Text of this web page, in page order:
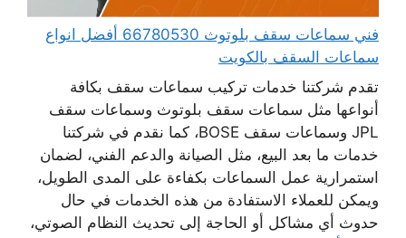
فني سماعات سقف بلوتوث 66780530 أفضل انواع
سماعات السقف بالكويت
تقدم شركتنا خدمات تركيب سماعات سقف بكافة
أنواعها مثل سماعات سقف بلوتوث وسماعات سقف
JPL وسماعات سقف BOSE، كما نقدم في شركتنا
خدمات ما بعد البيع، مثل الصيانة والدعم الفني، لضمان
استمرارية عمل السماعات بكفاءة على المدى الطويل،
ويمكن للعملاء الاستفادة من هذه الخدمات في حال
حدوث أي مشاكل أو الحاجة إلى تحديث النظام الصوتي،